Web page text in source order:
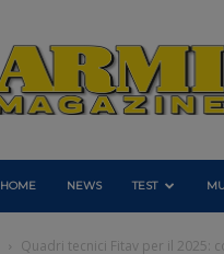
Armi
Magazine
HOME NEWS TEST
Quadri tecnici Fitav per il 2025: